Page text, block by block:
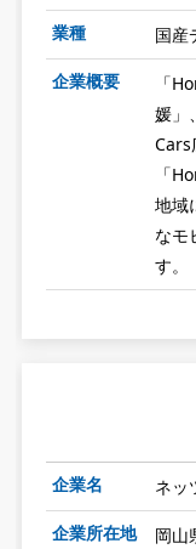
業種
国産
企業概要
「
媛」
Cars
「
地域
なモ
す。
企業名
ネッ
企業所在地
岡山